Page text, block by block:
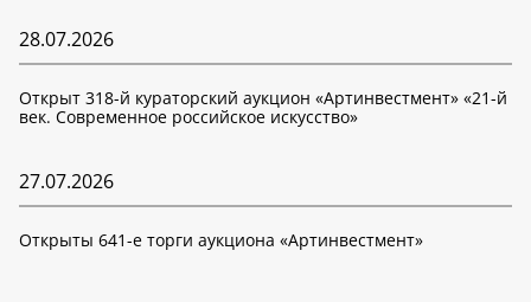
28.07.2026
Открыт 318-й кураторский аукцион «Артинвестмент» «21-й
век. Современное российское искусство»
27.07.2026
Открыты 641-е торги аукциона «Артинвестмент»